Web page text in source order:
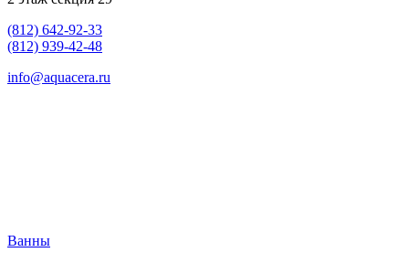
(812) 642-92-33
(812) 939-42-48
info@aquacera.ru
Ванны